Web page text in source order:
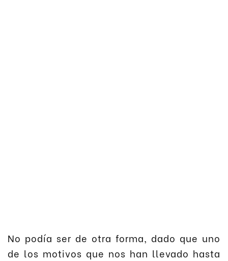
No podía ser de otra forma, dado que uno
de los motivos que nos han llevado hasta